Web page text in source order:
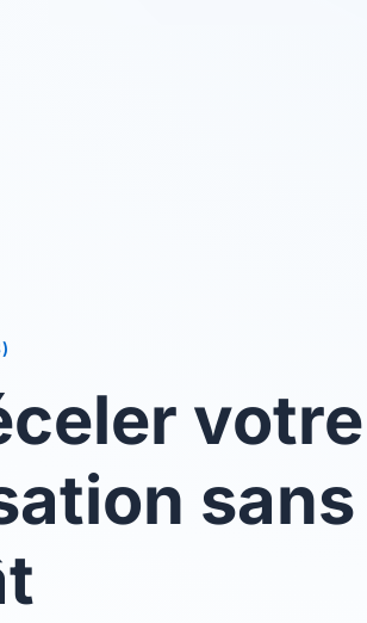
votre
sans